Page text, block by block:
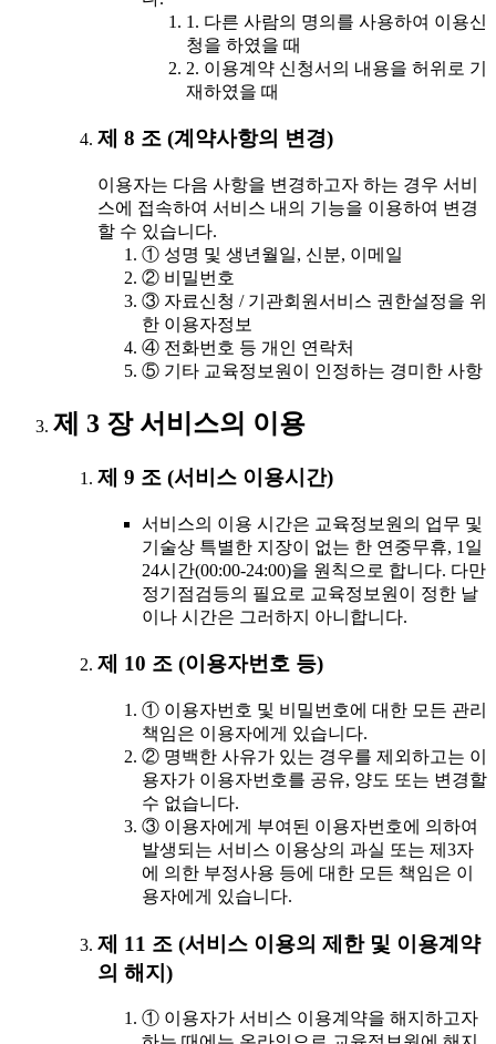
1. 다른 사람의 명의를 사용하여 이용신
청을 하였을 때
2. 이용계약 신청서의 내용을 허위로 기
재하였을 때
제 8 조 (계약사항의 변경)
이용자는 다음 사항을 변경하고자 하는 경우 서비
스에 접속하여 서비스 내의 기능을 이용하여 변경
할 수 있습니다.
① 성명 및 생년월일, 신분, 이메일
② 비밀번호
③ 자료신청 / 기관회원서비스 권한설정을 위
한 이용자정보
④ 전화번호 등 개인 연락처
⑤ 기타 교육정보원이 인정하는 경미한 사항
제 3 장 서비스의 이용
제 9 조 (서비스 이용시간)
서비스의 이용 시간은 교육정보원의 업무 및
기술상 특별한 지장이 없는 한 연중무휴, 1일
24시간(00:00-24:00)을 원칙으로 합니다. 다만
정기점검등의 필요로 교육정보원이 정한 날
이나 시간은 그러하지 아니합니다.
제 10 조 (이용자번호 등)
① 이용자번호 및 비밀번호에 대한 모든 관리
책임은 이용자에게 있습니다.
② 명백한 사유가 있는 경우를 제외하고는 이
용자가 이용자번호를 공유, 양도 또는 변경할
수 없습니다.
③ 이용자에게 부여된 이용자번호에 의하여
발생되는 서비스 이용상의 과실 또는 제3자
에 의한 부정사용 등에 대한 모든 책임은 이
용자에게 있습니다.
제 11 조 (서비스 이용의 제한 및 이용계약
의 해지)
① 이용자가 서비스 이용계약을 해지하고자